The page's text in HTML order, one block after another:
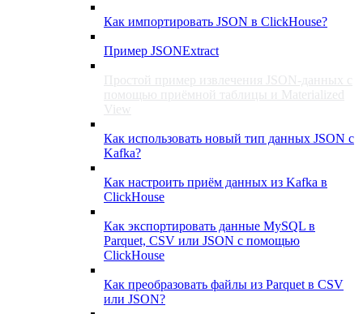
Как импортировать JSON в ClickHouse?
Пример JSONExtract
Простой пример извлечения JSON-данных с
помощью приёмной таблицы и Materialized
View
Как использовать новый тип данных JSON с
Kafka?
Как настроить приём данных из Kafka в
ClickHouse
Как экспортировать данные MySQL в
Parquet, CSV или JSON с помощью
ClickHouse
Как преобразовать файлы из Parquet в CSV
или JSON?